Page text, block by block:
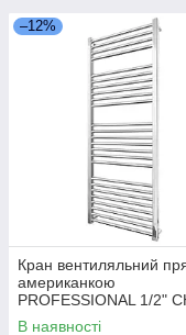
–12%
Кран вентиляльний
американкою
PROFESSIONAL 1/2"
Q-026 вент
В наявності